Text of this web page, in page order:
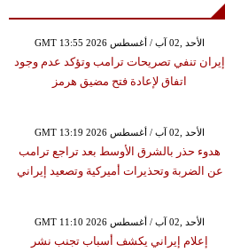
GMT 13:55 2026 الأحد ,02 آب / أغسطس
إيران تنفي تصريحات ترامب وتؤكد عدم وجود
اتفاق لإعادة فتح مضيق هرمز
GMT 13:19 2026 الأحد ,02 آب / أغسطس
هدوء حذر بالشرق الأوسط بعد تراجع ترامب
عن الضربة وتحذيرات أميركية وتصعيد إيراني
GMT 11:10 2026 الأحد ,02 آب / أغسطس
إعلام إيراني يكشف أسباب تجنب نشر